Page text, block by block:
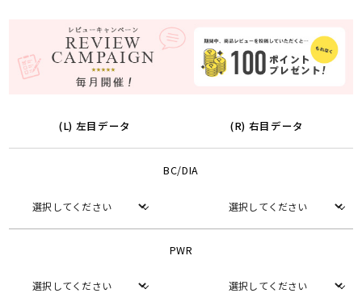
(L) 左目データ (R) 右目データ
BC/DIA
PWR